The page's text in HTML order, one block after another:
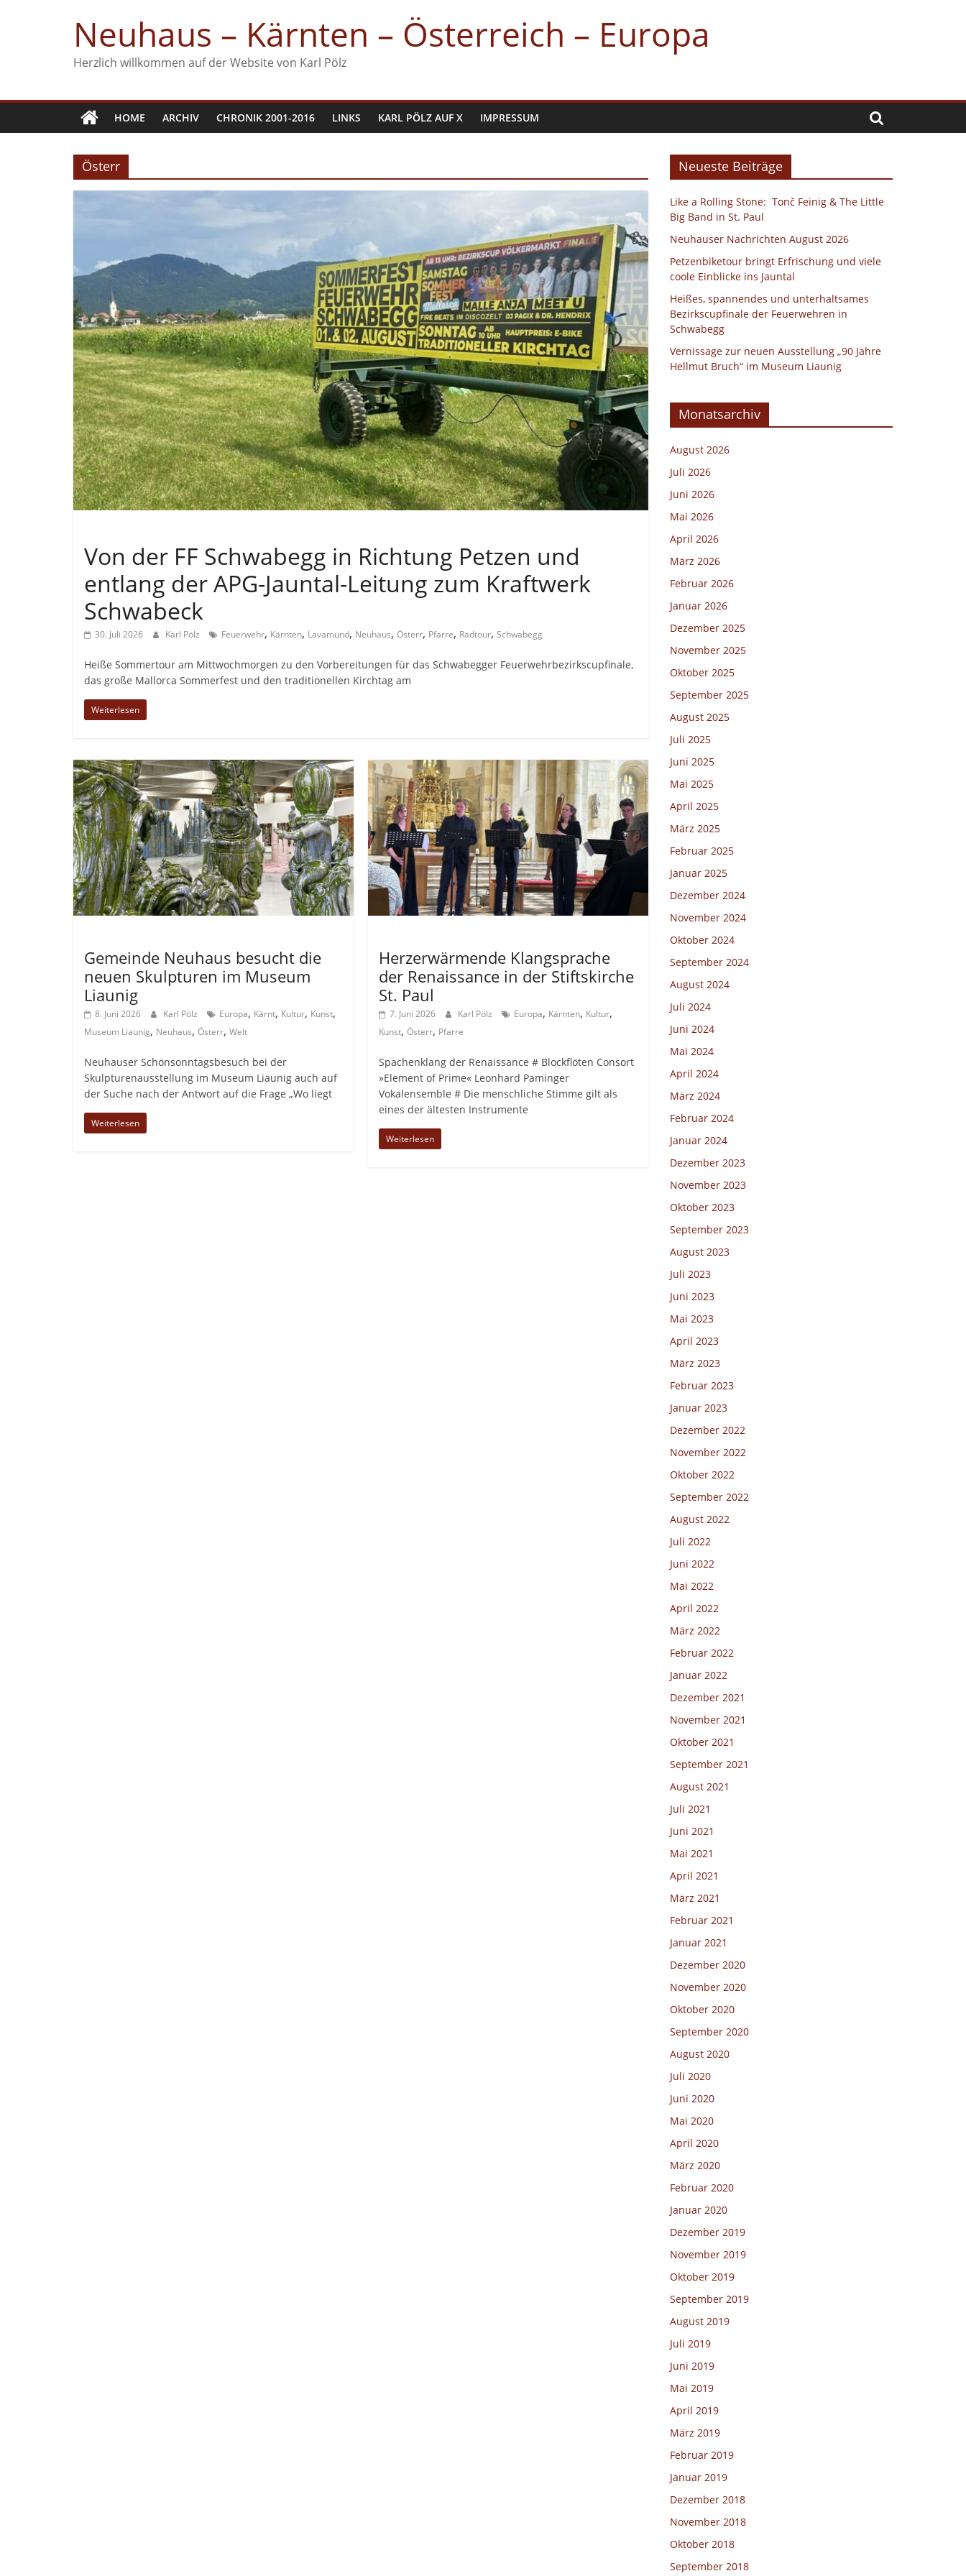
Neuhaus – Kärnten – Österreich – Europa
Herzlich willkommen auf der Website von Karl Pölz
HOME ARCHIV CHRONIK 2001-2016 LINKS KARL PÖLZ AUF X IMPRESSUM
Österr
Von der FF Schwabegg in Richtung Petzen und
entlang der APG-Jauntal-Leitung zum Kraftwerk
Schwabeck
30. Juli 2026 Karl Pölz Feuerwehr, Kärnten, Lavamünd, Neuhaus, Österr, Pfarre, Radtour, Schwabegg
Heiße Sommertour am Mittwochmorgen zu den Vorbereitungen für das Schwabegger Feuerwehrbezirkscupfinale,
das große Mallorca Sommerfest und den traditionellen Kirchtag am
Weiterlesen
Gemeinde Neuhaus besucht die
neuen Skulpturen im Museum
Liaunig
8. Juni 2026 Karl Pölz Europa, Kärnt, Kultur, Kunst,
Museum Liaunig, Neuhaus, Österr, Welt
Neuhauser Schönsonntagsbesuch bei der
Skulpturenausstellung im Museum Liaunig auch auf
der Suche nach der Antwort auf die Frage „Wo liegt
Weiterlesen
Herzerwärmende Klangsprache
der Renaissance in der Stiftskirche
St. Paul
7. Juni 2026 Karl Pölz Europa, Kärnten, Kultur,
Kunst,Österr, Pfarre
Spachenklang der Renaissance # Blockflöten Consort
»Element of Prime« Leonhard Paminger
Vokalensemble # Die menschliche Stimme gilt als
eines der ältesten Instrumente
Weiterlesen
Neueste Beiträge
Like a Rolling Stone: Tonč Feinig & The Little
Big Band in St. Paul
Neuhauser Nachrichten August 2026
Petzenbiketour bringt Erfrischung und viele
coole Einblicke ins Jauntal
Heißes, spannendes und unterhaltsames
Bezirkscupfinale der Feuerwehren in
Schwabegg
Vernissage zur neuen Ausstellung „90 Jahre
Hellmut Bruch“ im Museum Liaunig
Monatsarchiv
August 2026
Juli 2026
Juni 2026
Mai 2026
April 2026
März 2026
Februar 2026
Januar 2026
Dezember 2025
November 2025
Oktober 2025
September 2025
August 2025
Juli 2025
Juni 2025
Mai 2025
April 2025
März 2025
Februar 2025
Januar 2025
Dezember 2024
November 2024
Oktober 2024
September 2024
August 2024
Juli 2024
Juni 2024
Mai 2024
April 2024
März 2024
Februar 2024
Januar 2024
Dezember 2023
November 2023
Oktober 2023
September 2023
August 2023
Juli 2023
Juni 2023
Mai 2023
April 2023
März 2023
Februar 2023
Januar 2023
Dezember 2022
November 2022
Oktober 2022
September 2022
August 2022
Juli 2022
Juni 2022
Mai 2022
April 2022
März 2022
Februar 2022
Januar 2022
Dezember 2021
November 2021
Oktober 2021
September 2021
August 2021
Juli 2021
Juni 2021
Mai 2021
April 2021
März 2021
Februar 2021
Januar 2021
Dezember 2020
November 2020
Oktober 2020
September 2020
August 2020
Juli 2020
Juni 2020
Mai 2020
April 2020
März 2020
Februar 2020
Januar 2020
Dezember 2019
November 2019
Oktober 2019
September 2019
August 2019
Juli 2019
Juni 2019
Mai 2019
April 2019
März 2019
Februar 2019
Januar 2019
Dezember 2018
November 2018
Oktober 2018
September 2018